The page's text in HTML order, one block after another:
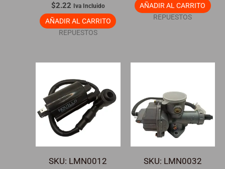
$2.22 Iva Incluido
AÑADIR AL CARRITO
REPUESTOS
AÑADIR AL CARRITO
REPUESTOS
SKU: LMN0012
SKU: LMN0032